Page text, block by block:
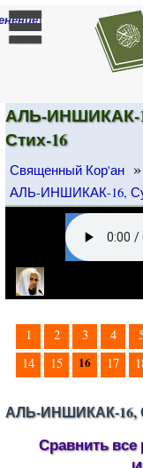
]
АЛЬ-ИНШИКАК-
Стих-16
Священный Кор'ан »
АЛЬ-ИНШИКАК-16,
1 2 3 4
14
15 16 17
АЛЬ-ИНШИКАК-16,
Сравнить